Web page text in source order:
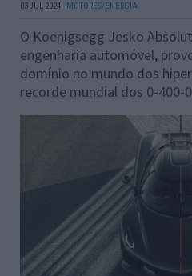
03 JUL 2024 · MOTORES/ENERGIA
O Koenigsegg Jesko
engenharia automóvel,
domínio no mundo dos
recorde mundial dos 0-400-